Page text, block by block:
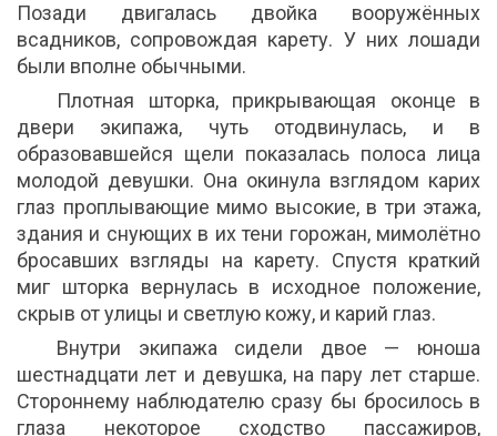
Позади двигалась двойка вооружённых
всадников, сопровождая карету. У них лошади
были вполне обычными.
Плотная шторка, прикрывающая оконце в
двери экипажа, чуть отодвинулась, и в
образовавшейся щели показалась полоса лица
молодой девушки. Она окинула взглядом карих
глаз проплывающие мимо высокие, в три этажа,
здания и снующих в их тени горожан, мимолётно
бросавших взгляды на карету. Спустя краткий
миг шторка вернулась в исходное положение,
скрыв от улицы и светлую кожу, и карий глаз.
Внутри экипажа сидели двое — юноша
шестнадцати лет и девушка, на пару лет старше.
Стороннему наблюдателю сразу бы бросилось в
глаза некоторое сходство пассажиров,